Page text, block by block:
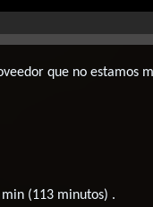
que no estamos
(113 minutos) .